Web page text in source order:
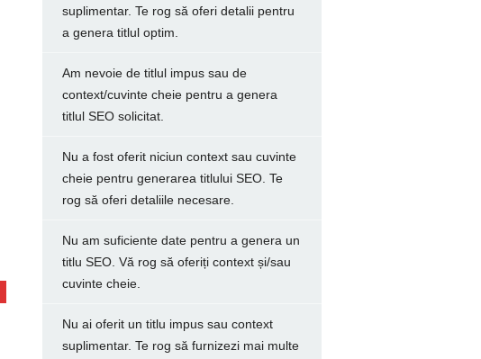
suplimentar. Te rog să oferi detalii pentru
a genera titlul optim.
Am nevoie de titlul impus sau de
context/cuvinte cheie pentru a genera
titlul SEO solicitat.
Nu a fost oferit niciun context sau cuvinte
cheie pentru generarea titlului SEO. Te
rog să oferi detaliile necesare.
Nu am suficiente date pentru a genera un
titlu SEO. Vă rog să oferiți context și/sau
cuvinte cheie.
Nu ai oferit un titlu impus sau context
suplimentar. Te rog să furnizezi mai multe